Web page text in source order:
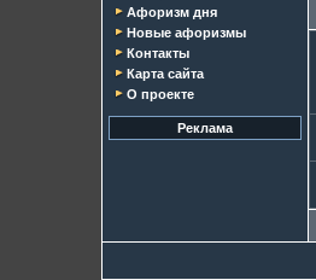
Афоризм дня
Новые афоризмы
Контакты
Карта сайта
О проекте
Реклама